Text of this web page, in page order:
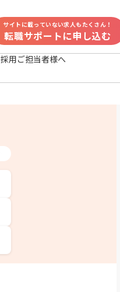
サイトに載っていない求人もたくさん！
転職サポートに申し込む
採用ご担当者様へ